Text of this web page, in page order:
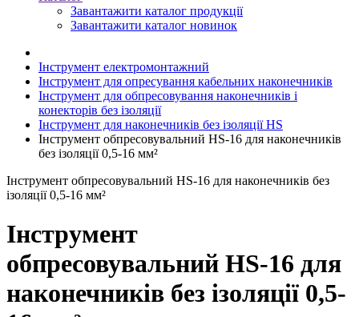
Завантажити каталог продукції
Завантажити каталог новинок
Інструмент електромонтажний
Інструмент для опресування кабельних наконечників
Інструмент для обпресовування наконечників і
конекторів без ізоляції
Інструмент для наконечників без ізоляції HS
Інструмент обпресовувальний HS-16 для наконечників
без ізоляції 0,5-16 мм²
Інструмент обпресовувальний HS-16 для наконечників без
ізоляції 0,5-16 мм²
Інструмент
обпресовувальний HS-16 для
наконечників без ізоляції 0,5-